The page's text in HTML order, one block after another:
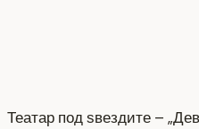
Театар под ѕвездите –